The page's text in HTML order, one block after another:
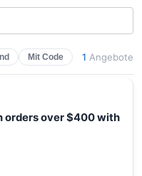
Mit Code 1 Angebote
orders over $400 with